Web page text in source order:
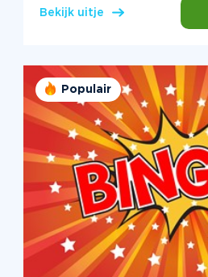
Bekijk uitje
Populair